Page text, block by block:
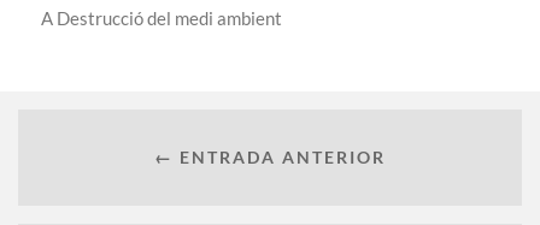
A Destrucció del medi ambient
← ENTRADA ANTERIOR